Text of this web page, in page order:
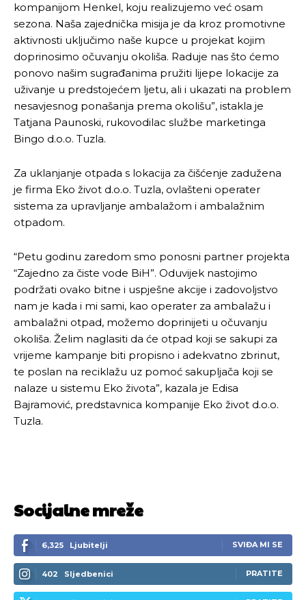
kompanijom Henkel, koju realizujemo već osam
sezona. Naša zajednička misija je da kroz promotivne
aktivnosti uključimo naše kupce u projekat kojim
doprinosimo očuvanju okoliša. Raduje nas što ćemo
ponovo našim sugrađanima pružiti lijepe lokacije za
uživanje u predstojećem ljetu, ali i ukazati na problem
nesavjesnog ponašanja prema okolišu”, istakla je
Tatjana Paunoski, rukovodilac službe marketinga
Bingo d.o.o. Tuzla.
Za uklanjanje otpada s lokacija za čišćenje zadužena
je firma Eko život d.o.o. Tuzla, ovlašteni operater
sistema za upravljanje ambalažom i ambalažnim
otpadom.
“Petu godinu zaredom smo ponosni partner projekta
“Zajedno za čiste vode BiH”. Oduvijek nastojimo
podržati ovako bitne i uspješne akcije i zadovoljstvo
nam je kada i mi sami, kao operater za ambalažu i
ambalažni otpad, možemo doprinijeti u očuvanju
okoliša. Želim naglasiti da će otpad koji se sakupi za
vrijeme kampanje biti propisno i adekvatno zbrinut,
te poslan na reciklažu uz pomoć sakupljača koji se
nalaze u sistemu Eko života”, kazala je Edisa
Bajramović, predstavnica kompanije Eko život d.o.o.
Tuzla.
Socijalne mreže
6,325 Ljubitelji SVIĐA MI SE
402 Sljedbenici PRATITE